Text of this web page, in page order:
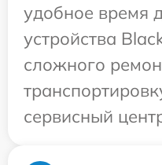
удобное время
устройства
сложного
сервисный